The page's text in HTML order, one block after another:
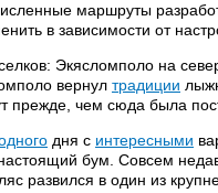
маршруты
в зависимости от
Экясломполо на
вернул традиции
чем сюда была
дня с интересными
бум. Совсем
развился в один из